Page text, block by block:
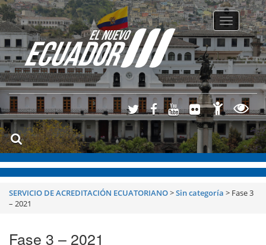
Toggle
SERVICIO DE ACREDITACIÓN ECUATORIANO>Sin categoría > Fase 3
– 2021
Fase 3 – 2021